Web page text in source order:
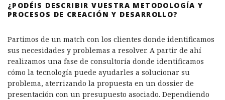
¿PODÉIS DESCRIBIR VUESTRA METODOLOGÍA Y
PROCESOS DE CREACIÓN Y DESARROLLO?
Partimos de un match con los clientes donde identificamos
sus necesidades y problemas a resolver. A partir de ahí
realizamos una fase de consultoría donde identificamos
cómo la tecnología puede ayudarles a solucionar su
problema, aterrizando la propuesta en un dossier de
presentación con un presupuesto asociado. Dependiendo